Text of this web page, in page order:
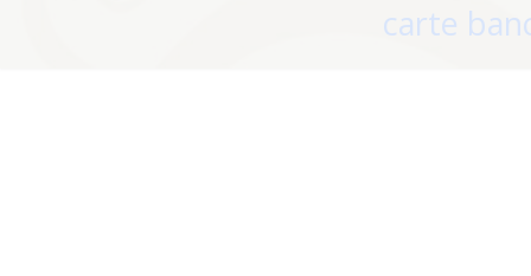
carte